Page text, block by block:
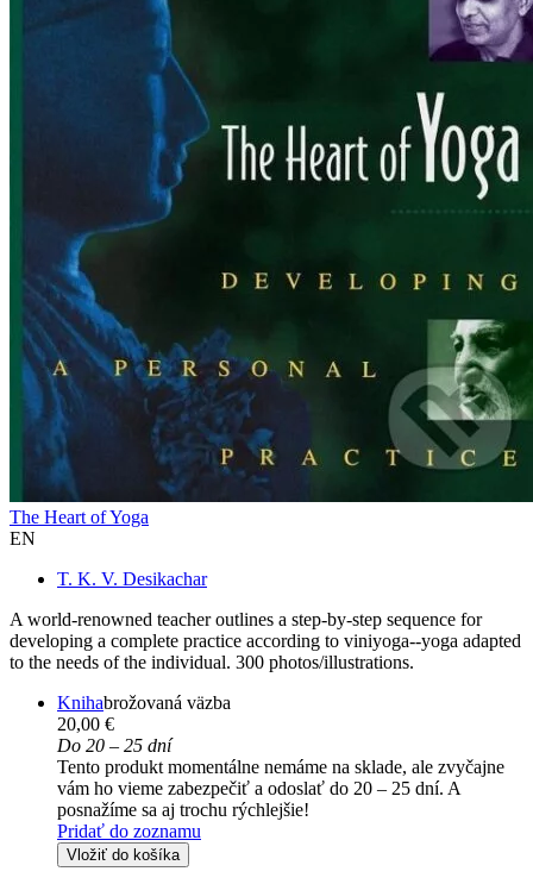
The Heart of Yoga
EN
T. K. V. Desikachar
A world-renowned teacher outlines a step-by-step sequence for
developing a complete practice according to viniyoga--yoga adapted
to the needs of the individual. 300 photos/illustrations.
Knihabrožovaná väzba
20,00 €
Do 20 – 25 dní
Tento produkt momentálne nemáme na sklade, ale zvyčajne
vám ho vieme zabezpečiť a odoslať do 20 – 25 dní. A
posnažíme sa aj trochu rýchlejšie!
Pridať do zoznamu
Vložiť do košíka